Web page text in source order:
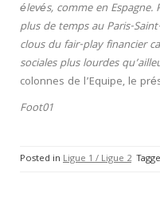
élevés, comme en
plus de temps au Paris-
clous du fair-play financier
sociales plus lourdes
colonnes de l’Equipe, le
Foot01
Posted in Ligue 1 / Ligue 2